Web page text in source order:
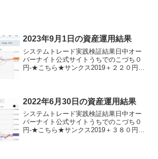
2023年9月1日の資産運用結果
システムトレード実践検証結果日中オー
バーナイト公式サイトうちでのこづち０
円-★こちら★サンクス2019＋２２０円-
2022年6月30日の資産運用結果
システムトレード実践検証結果日中オー
バーナイト公式サイトうちでのこづち０
円-★こちら★サンクス2019＋３８０円-